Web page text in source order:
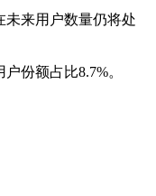
未来用户数量仍将处
份额占比8.7%。